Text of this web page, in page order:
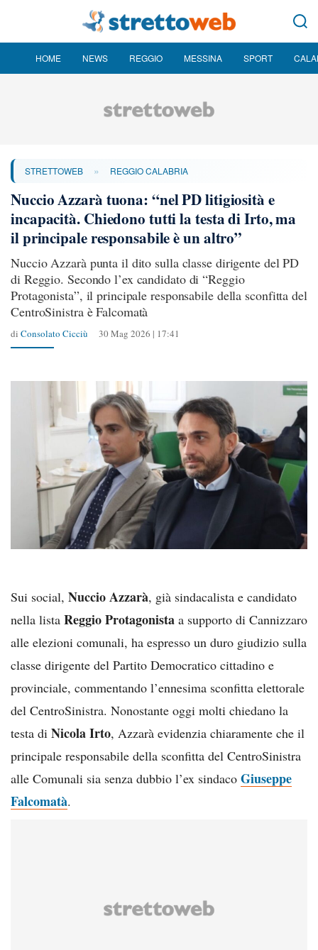
HOME NEWS REGGIO MESSINA SPORT
STRETTOWEB » REGGIO CALABRIA
Nuccio Azzarà tuona: “nel PD litigiosità e
incapacità. Chiedono tutti la testa di Irto, ma
il principale responsabile è un altro”
Nuccio Azzarà punta il dito sulla classe dirigente del PD
di Reggio. Secondo l’ex candidato di “Reggio
Protagonista”, il principale responsabile della sconfitta del
CentroSinistra è Falcomatà
di Consolato Cicciù 30 Mag 2026 | 17:41
Sui social, Nuccio Azzarà, già sindacalista e candidato
nella lista Reggio Protagonista a supporto di Cannizzaro
alle elezioni comunali, ha espresso un duro giudizio sulla
classe dirigente del Partito Democratico cittadino e
provinciale, commentando l’ennesima sconfitta elettorale
del CentroSinistra. Nonostante oggi molti chiedano la
testa di Nicola Irto, Azzarà evidenzia chiaramente che il
principale responsabile della sconfitta del CentroSinistra
alle Comunali sia senza dubbio l’ex sindaco Giuseppe
Falcomatà.